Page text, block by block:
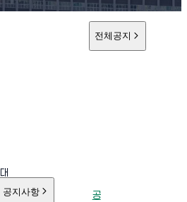
대
학
공지사항
공
전체공지